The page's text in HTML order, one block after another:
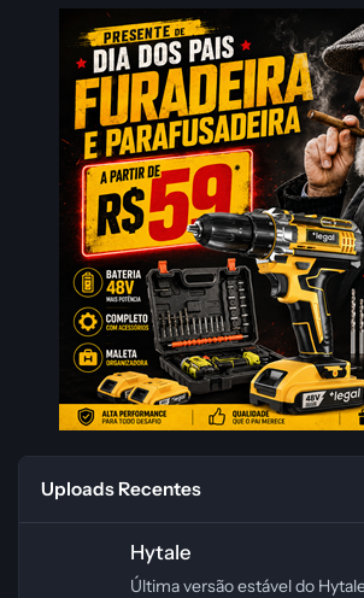
Uploads Recentes
Hytale
Última versão estável do